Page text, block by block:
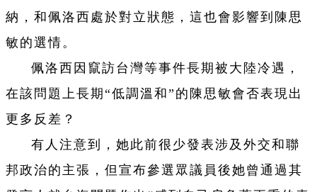
納，和佩洛西處於對立狀態，這也會影響到陳思
敏的選情。
佩洛西因竄訪台灣等事件長期被大陸冷遇，
在該問題上長期“低調溫和”的陳思敏會否表現出
更多反差？
有人注意到，她此前很少發表涉及外交和聯
邦政治的主張，但宣布參選眾議員後她曾通過其